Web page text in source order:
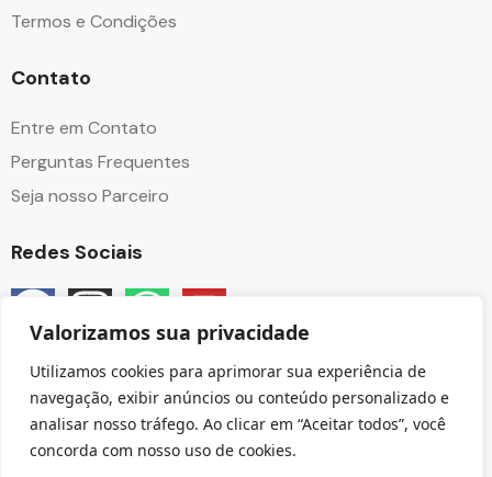
Valorizamos sua privacidade
Utilizamos cookies para aprimorar sua experiência de
navegação, exibir anúncios ou conteúdo personalizado e
analisar nosso tráfego. Ao clicar em “Aceitar todos”, você
concorda com nosso uso de cookies.
Termos e Condições
Contato
Entre em Contato
Perguntas Frequentes
Seja nosso Parceiro
Redes Sociais
© Copyright Angra Paradise Tour - CNPJ 32.237.149/0001-